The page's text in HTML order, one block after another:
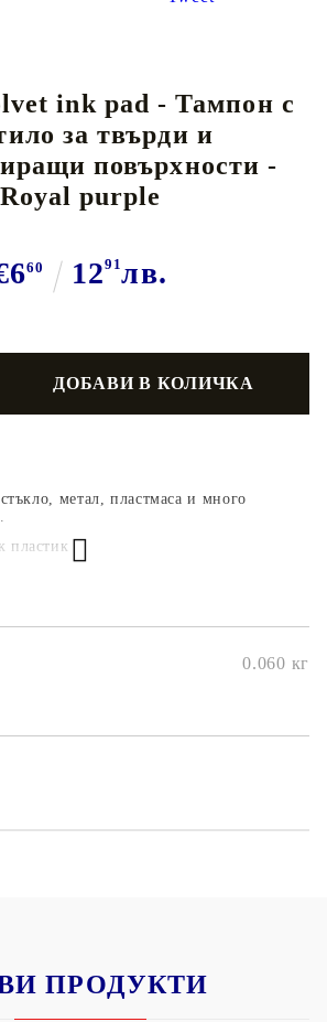
ink pad - Тампон с
за твърди и
повърхности -
Royal purple
60 1291лв.
метал, пластмаса и много
пластик
0.060 кг
ПРОДУКТИ